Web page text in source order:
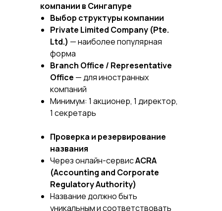
компании в Сингапуре
Выбор структуры компании
Private Limited Company (Pte.
Ltd.) — наиболее популярная
форма
Branch Office / Representative
Office — для иностранных
компаний
Минимум: 1 акционер, 1 директор,
1 секретарь
Проверка и резервирование
названия
Через онлайн-сервисACRA
(Accounting and Corporate
Regulatory Authority)
Название должно быть
уникальным и соответствовать